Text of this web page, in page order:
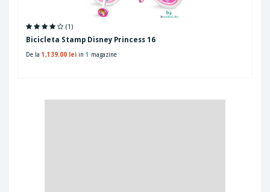
(1)
Bicicleta Stamp Disney Princess 16
De la 1,139.00 lei in 1 magazine